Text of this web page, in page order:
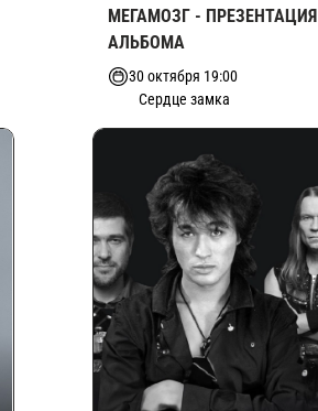
МЕГАМОЗГ - ПРЕЗЕНТАЦИЯ
АЛЬБОМА
30 октября 19:00
Сердце замка